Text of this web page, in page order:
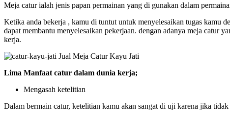
Meja catur ialah jenis papan permainan yang di gunakan dalam
Ketika anda bekerja , kamu di tuntut untuk menyelesaikan tugas kamu
dapat membantu menyelesaikan pekerjaan. dengan adanya meja catur
kerja.
Lima Manfaat catur dalam dunia kerja;
Mengasah ketelitian
Dalam bermain catur, ketelitian kamu akan sangat di uji karena jika